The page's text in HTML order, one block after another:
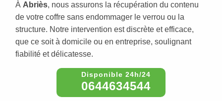
À Abriès, nous assurons la récupération du contenu
de votre coffre sans endommager le verrou ou la
structure. Notre intervention est discrète et efficace,
que ce soit à domicile ou en entreprise, soulignant
fiabilité et délicatesse.
0644634544